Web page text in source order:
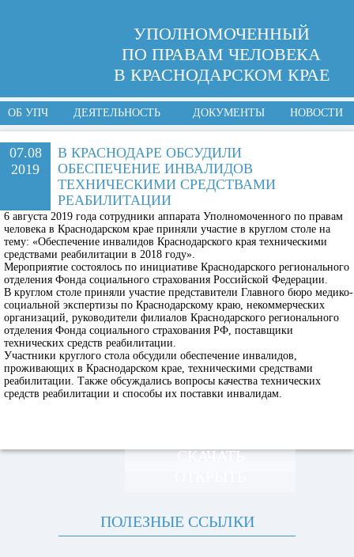
УПОЛНОМОЧЕННЫЙ
ПО ПРАВАМ ЧЕЛОВЕКА
В КРАСНОДАРСКОМ КРАЕ
ОБ УПЧ ДЕЯТЕЛЬНОСТЬ ДОКУМЕНТЫ НОВОСТИ
07.08
2019
В КРАСНОДАРЕ ОБСУДИЛИ
ОБЕСПЕЧЕНИЕ ИНВАЛИДОВ
ТЕХНИЧЕСКИМИ СРЕДСТВАМИ
РЕАБИЛИТАЦИИ
6 августа 2019 года сотрудники аппарата Уполномоченного по правам
человека в Краснодарском крае приняли участие в круглом столе на
тему: «Обеспечение инвалидов Краснодарского края техническими
средствами реабилитации в 2018 году».
Мероприятие состоялось по инициативе Краснодарского регионального
отделения Фонда социального страхования Российской Федерации.
В круглом столе приняли участие представители Главного бюро медико-
социальной экспертизы по Краснодарскому краю, некоммерческих
организаций, руководители филиалов Краснодарского регионального
отделения Фонда социального страхования РФ, поставщики
технических средств реабилитации.
Участники круглого стола обсудили обеспечение инвалидов,
проживающих в Краснодарском крае, техническими средствами
реабилитации. Также обсуждались вопросы качества технических
средств реабилитации и способы их поставки инвалидам.
СКАЧАТЬ
ПОЛЕЗНЫЕ ССЫЛКИ